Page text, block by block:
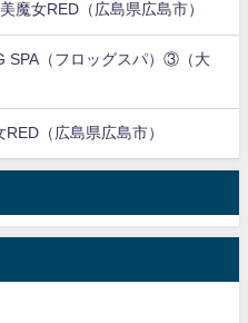
魔女RED（広島県広島市）
SPA（フロッグスパ）③（大
（広島県広島市）